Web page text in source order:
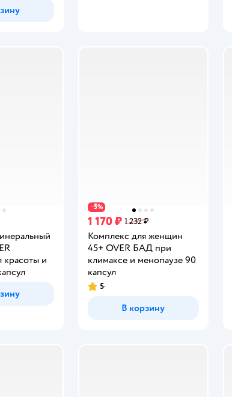
красоты и
−5%
1 170 ₽ 1 232 ₽
Комплекс для женщин
45+ OVER БАД при
климаксе и менопаузе 90
капсул
Рейтинг:
5
В корзину